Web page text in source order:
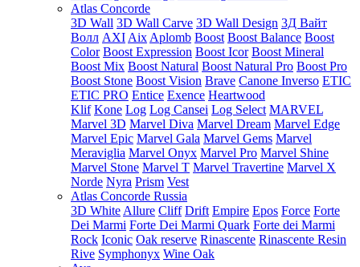
Atlas Concorde
3D Wall 3D Wall Carve 3D Wall Design 3Д Вайт
Волл AXI Aix Aplomb Boost Boost Balance Boost
Color Boost Expression Boost Icor Boost Mineral
Boost Mix Boost Natural Boost Natural Pro Boost Pro
Boost Stone Boost Vision Brave Canone Inverso ETIC
ETIC PRO Entice Exence Heartwood
Klif Kone Log Log Cansei Log Select MARVEL
Marvel 3D Marvel Diva Marvel Dream Marvel Edge
Marvel Epic Marvel Gala Marvel Gems Marvel
Meraviglia Marvel Onyx Marvel Pro Marvel Shine
Marvel Stone Marvel T Marvel Travertine Marvel X
Norde Nyra Prism Vest
Atlas Concorde Russia
3D White Allure Cliff Drift Empire Epos Force Forte
Dei Marmi Forte Dei Marmi Quark Forte dei Marmi
Rock Iconic Oak reserve Rinascente Rinascente Resin
Rive Symphonyx Wine Oak